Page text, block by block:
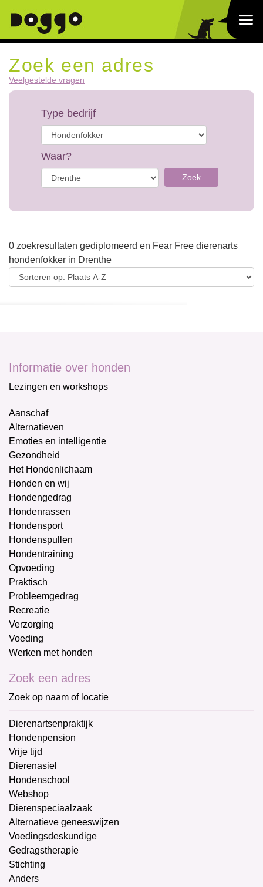
Zoek een adres
Veelgestelde vragen
Type bedrijf
Waar?
Zoek
0 zoekresultaten gediplomeerd en Fear Free dierenarts
hondenfokker in Drenthe
Informatie over honden
Lezingen en workshops
Aanschaf
Alternatieven
Emoties en intelligentie
Gezondheid
Het Hondenlichaam
Honden en wij
Hondengedrag
Hondenrassen
Hondensport
Hondenspullen
Hondentraining
Opvoeding
Praktisch
Probleemgedrag
Recreatie
Verzorging
Voeding
Werken met honden
Zoek een adres
Zoek op naam of locatie
Dierenartsenpraktijk
Hondenpension
Vrije tijd
Dierenasiel
Hondenschool
Webshop
Dierenspeciaalzaak
Alternatieve geneeswijzen
Voedingsdeskundige
Gedragstherapie
Stichting
Anders